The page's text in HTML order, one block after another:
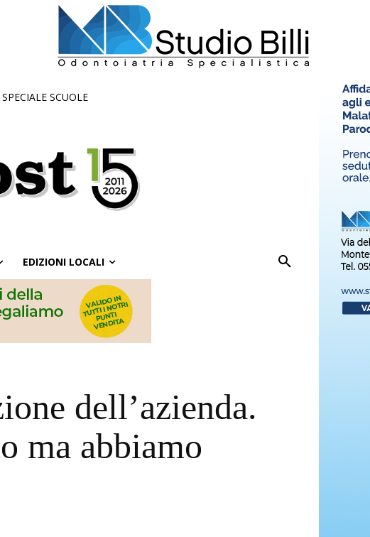
SPECIALE SCUOLE
EDIZIONI LOCALI
dell’azienda.
ma abbiamo